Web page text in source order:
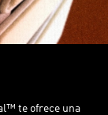
te ofrece una